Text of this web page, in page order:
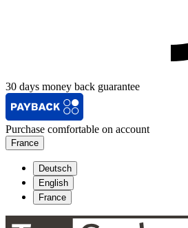
30 days money back guarantee
Purchase comfortable on account
France
Deutsch
English
France